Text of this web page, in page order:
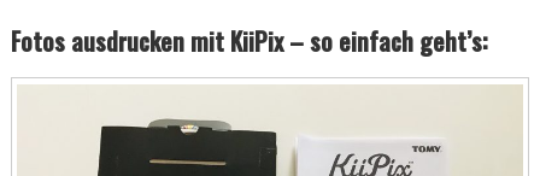
Fotos ausdrucken mit KiiPix – so einfach geht’s: